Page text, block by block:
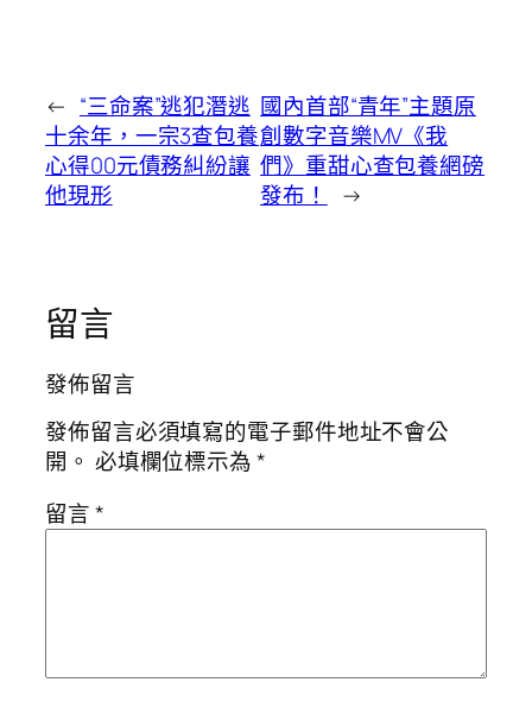
← “三命案”逃犯潛逃
十余年，一宗3查包養
心得00元債務糾紛讓
他現形
國內首部“青年”主題原
創數字音樂MV《我
們》重甜心查包養網磅
發布！
→
留言
發佈留言
發佈留言必須填寫的電子郵件地址不會公
開。 必填欄位標示為*
留言*